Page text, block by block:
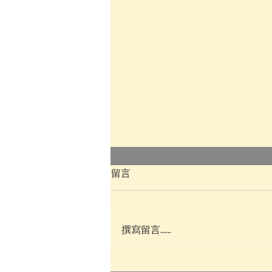
留言
撰寫留言......